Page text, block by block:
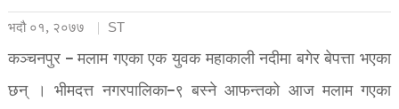
भदौ ०१, २०७७ ST
कञ्चनपुर – मलाम गएका एक युवक महाकाली नदीमा बगेर बेपत्ता भएका
छन् । भीमदत्त नगरपालिका–९ बस्ने आफन्तको आज मलाम गएका